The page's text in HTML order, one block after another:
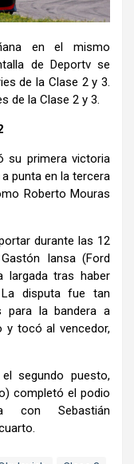
en el mismo
de Deportv se
de la Clase 2 y 3.
de la Clase 2 y 3.
su primera victoria
punta en la tercera
Roberto Mouras
durante las 12
Iansa (Ford
largada tras haber
disputa fue tan
para la bandera a
y tocó al vencedor,
segundo puesto,
completó el podio
con Sebastián